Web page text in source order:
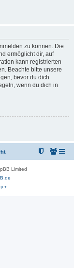
zu können. Die
ermöglicht dir, auf
kann registrierten
Beachte bitte unsere
bevor du dich
wenn du dich in
Limited